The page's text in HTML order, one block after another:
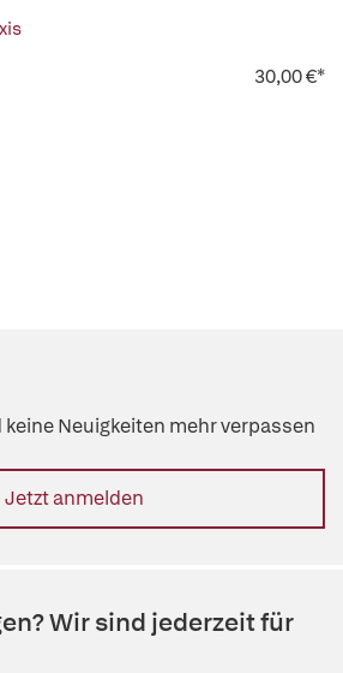
30,00 €*
Neuigkeiten mehr verpassen
Jetzt anmelden
Wir sind jederzeit für